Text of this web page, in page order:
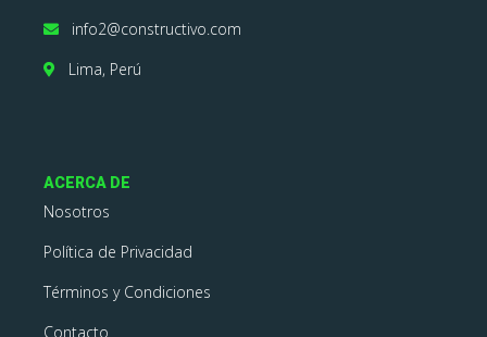
info2@constructivo.com
Lima, Perú
ACERCA DE
Nosotros
Política de Privacidad
Términos y Condiciones
Contacto